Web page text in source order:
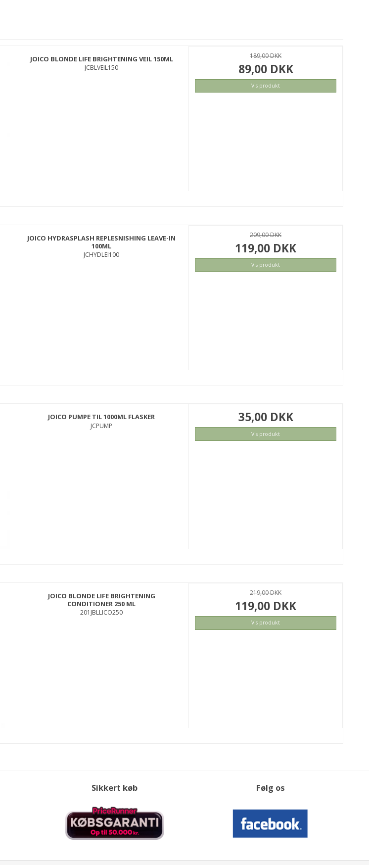
JOICO BLONDE LIFE BRIGHTENING VEIL 150ML
JCBLVEIL150
189,00 DKK
89,00 DKK
Vis produkt
JOICO HYDRASPLASH REPLESNISHING LEAVE-IN
100ML
JCHYDLEI100
209,00 DKK
119,00 DKK
Vis produkt
JOICO PUMPE TIL 1000ML FLASKER
JCPUMP
35,00 DKK
Vis produkt
JOICO BLONDE LIFE BRIGHTENING
CONDITIONER 250 ML
201JBLLICO250
219,00 DKK
119,00 DKK
Vis produkt
Sikkert køb Følg os